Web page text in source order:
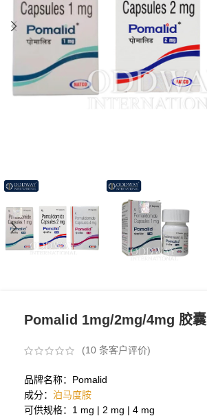
Pomalid 1mg/2mg/4mg 胶囊
(10 条客户评价)
品牌名称：Pomalid
成分： 泊马度胺
可供规格： 1 mg | 2 mg | 4 mg